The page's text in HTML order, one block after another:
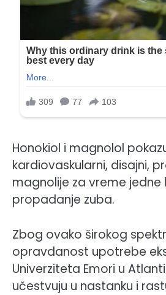
Honokiol i magnolol
kardiovaskularni, disajni,
magnolije za vreme jedne
propadanje zuba.
Zbog ovako širokog
opravdanost upotrebe
Univerziteta Emori u
učestvuju u nastanku i